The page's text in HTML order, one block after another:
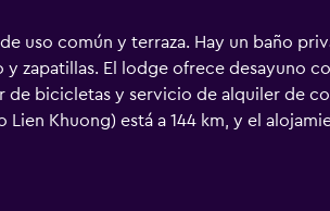
uso común y terraza. Hay un baño
zapatillas. El lodge ofrece desayuno
bicicletas y servicio de alquiler de
Khuong) está a 144 km, y el